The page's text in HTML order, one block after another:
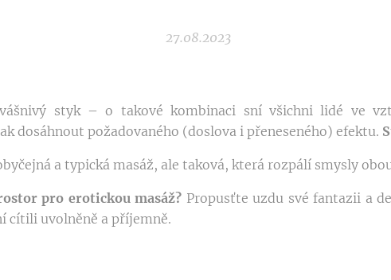
27.08.2023
styk – o takové kombinaci sní všichni lidé ve
dosáhnout požadovaného (doslova i přeneseného) efektu.
a typická masáž, ale taková, která rozpálí smysly
pro erotickou masáž? Propusťte uzdu své fantazii a
cítili uvolněně a příjemně.